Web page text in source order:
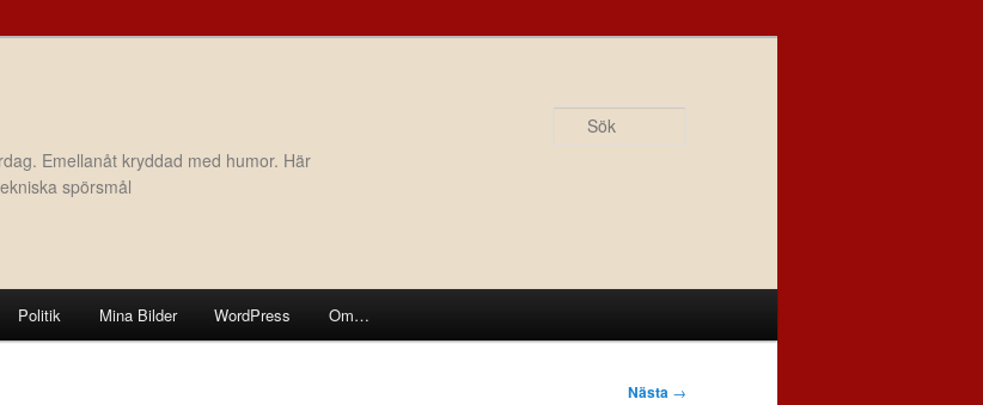
Emellanåt kryddad med humor. Här
spörsmål
Politik Mina Bilder WordPress Om…
Nästa →